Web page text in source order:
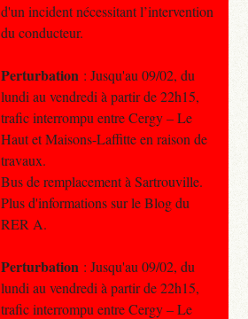
d'un incident nécessitant l’intervention
du conducteur.
Perturbation : Jusqu'au 09/02, du
lundi au vendredi à partir de 22h15,
trafic interrompu entre Cergy – Le
Haut et Maisons-Laffitte en raison de
travaux.
Bus de remplacement à Sartrouville.
Plus d'informations sur le Blog du
RER A.
Perturbation : Jusqu'au 09/02, du
lundi au vendredi à partir de 22h15,
trafic interrompu entre Cergy – Le